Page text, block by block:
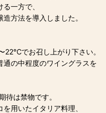
一方で、
方法を導入しました。
22℃でお召し上がり下さい。
通の中程度のワイングラスを
待は禁物です。
用いたイタリア料理、